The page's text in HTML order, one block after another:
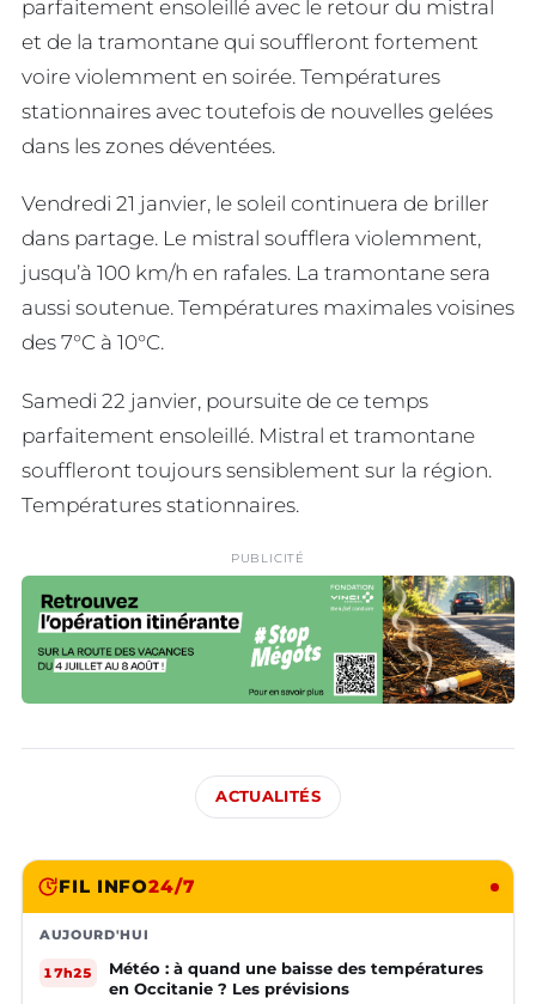
parfaitement ensoleillé avec le retour du mistral
et de la tramontane qui souffleront fortement
voire violemment en soirée. Températures
stationnaires avec toutefois de nouvelles gelées
dans les zones déventées.
Vendredi 21 janvier, le soleil continuera de briller
dans partage. Le mistral soufflera violemment,
jusqu’à 100 km/h en rafales. La tramontane sera
aussi soutenue. Températures maximales voisines
des 7°C à 10°C.
Samedi 22 janvier, poursuite de ce temps
parfaitement ensoleillé. Mistral et tramontane
souffleront toujours sensiblement sur la région.
Températures stationnaires.
PUBLICITÉ
ACTUALITÉS
FIL INFO24/7
AUJOURD'HUI
17h25
Météo : à quand une baisse des températures
en Occitanie ? Les prévisions